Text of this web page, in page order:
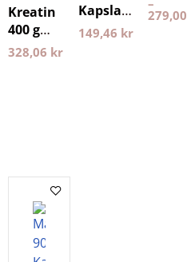
Kreatin
400 g
Holistic
328,06 kr
Kapslar
Holistic
149,46 kr
–
279,00